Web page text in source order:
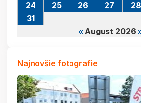
August 2026
24
25 26 27 28
31
Najnovšie fotografie